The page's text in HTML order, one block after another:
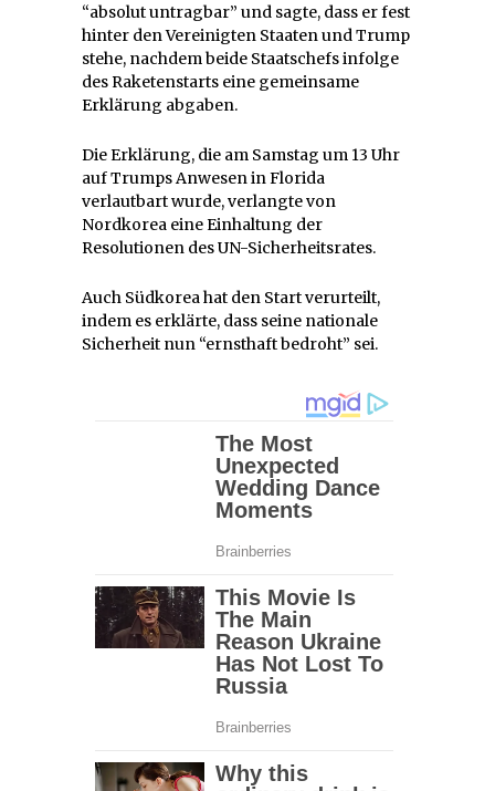
“absolut untragbar” und sagte, dass er fest
hinter den Vereinigten Staaten und Trump
stehe, nachdem beide Staatschefs infolge
des Raketenstarts eine gemeinsame
Erklärung abgaben.
Die Erklärung, die am Samstag um 13 Uhr
auf Trumps Anwesen in Florida
verlautbart wurde, verlangte von
Nordkorea eine Einhaltung der
Resolutionen des UN-Sicherheitsrates.
Auch Südkorea hat den Start verurteilt,
indem es erklärte, dass seine nationale
Sicherheit nun “ernsthaft bedroht” sei.